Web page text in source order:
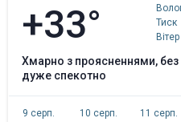
+33°
Тиск
Вітер
хмарно з проясненнями, без опадів,
дуже спекотно
9 серп. 10 серп. 11 серп.